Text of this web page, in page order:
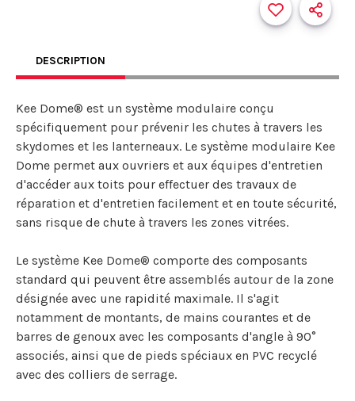
DESCRIPTION
Kee Dome® est un système modulaire conçu
spécifiquement pour prévenir les chutes à travers les
skydomes et les lanterneaux. Le système modulaire Kee
Dome permet aux ouvriers et aux équipes d'entretien
d'accéder aux toits pour effectuer des travaux de
réparation et d'entretien facilement et en toute sécurité,
sans risque de chute à travers les zones vitrées.
Le système Kee Dome® comporte des composants
standard qui peuvent être assemblés autour de la zone
désignée avec une rapidité maximale. Il s'agit
notamment de montants, de mains courantes et de
barres de genoux avec les composants d'angle à 90°
associés, ainsi que de pieds spéciaux en PVC recyclé
avec des colliers de serrage.